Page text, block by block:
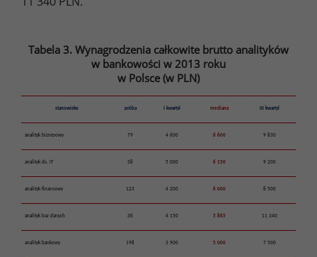
Tabela 3. Wynagrodzenia całkowite brutto analityków
w bankowości w 2013 roku
w Polsce (w PLN)
stanowisko próba I kwartyl mediana III kwartyl
analityk biznesowy 79 4 600 6 600 9 830
analityk ds. IT 38 5 000 6 150 9 200
analityk finansowy 123 4 200 6 000 8 500
analityk baz danych 36 4 150 5 865 11 340
analityk bankowy 198 3 900 5 000 7 500